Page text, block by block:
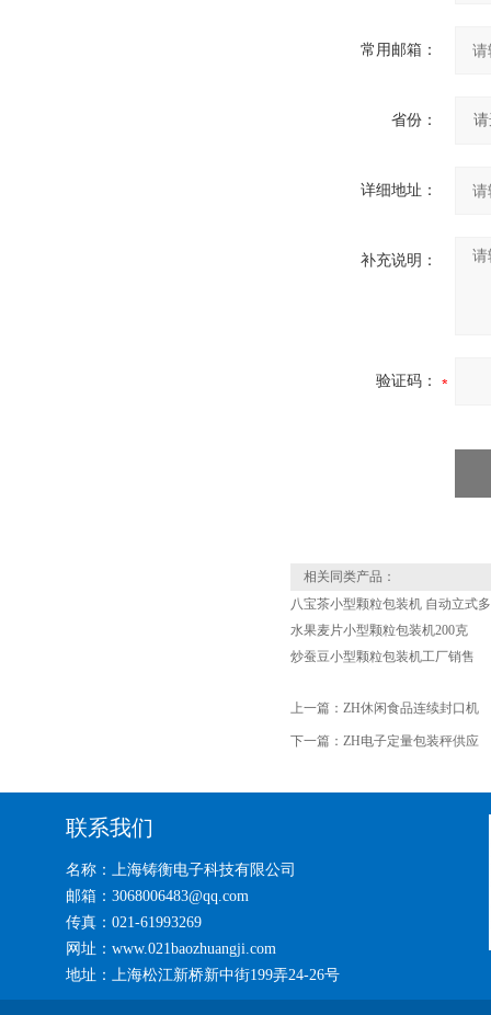
常用邮箱：
省份：
详细地址：
补充说明：
验证码：
相关同类产品：
八宝茶小型颗粒包装机 自动立式
水果麦片小型颗粒包装机200克
炒蚕豆小型颗粒包装机工厂销售
上一篇： ZH休闲食品连续封口机
下一篇： ZH电子定量包装秤供应
联系我们
名称：上海铸衡电子科技有限公司
邮箱：3068006483@qq.com
传真：021-61993269
网址：www.021baozhuangji.com
地址：上海松江新桥新中街199弄24-26号